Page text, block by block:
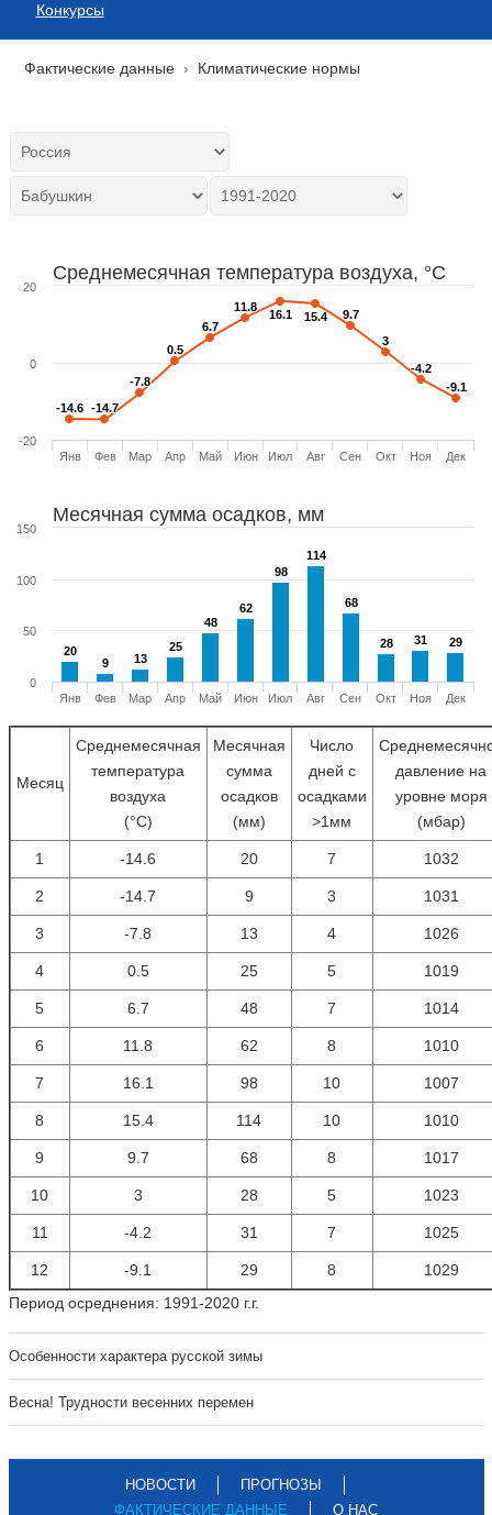
Конкурсы
Фактические данные Климатические нормы
Среднемесячная температура воздуха, °C
-14.6
-14.6 -14.7
-14.7
-7.8
-7.8
0.5
0.5
6.7
6.7
11.8
11.8
16.1
16.1 15.4
15.4 9.7
9.7
3
3
-4.2
-4.2
-9.1
-9.1
Янв Фев Мар Апр Май Июн Июл Авг Сен Окт Ноя Дек
-20
0
20
Месячная сумма осадков, мм
20
20
9
9 13
13
25
25
48
48
62
62
98
98
114
114
68
68
28
28 31
31 29
29
Янв Фев Мар Апр Май Июн Июл Авг Сен Окт Ноя Дек
0
50
100
150
Месяц
Среднемесячная
температура
воздуха
(°С)
Месячная
сумма
осадков
(мм)
Число
дней с
осадками
>1мм
давление на
уровне моря
(мбар)
1 -14.6 20 7 1032
2 -14.7 9 3 1031
3 -7.8 13 4 1026
4 0.5 25 5 1019
5 6.7 48 7 1014
6 11.8 62 8 1010
7 16.1 98 10 1007
8 15.4 114 10 1010
9 9.7 68 8 1017
10 3 28 5 1023
11 -4.2 31 7 1025
12 -9.1 29 8
1029
Период осреднения: 1991-2020 г.г.
Особенности характера русской зимы
Весна! Трудности весенних перемен
НОВОСТИ
ПРОГНОЗЫ
ФАКТИЧЕСКИЕ ДАННЫЕ
О НАС